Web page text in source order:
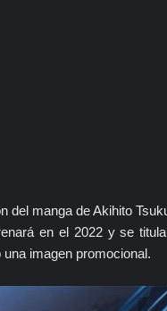
del manga de Akihito
en el 2022 y se
imagen promocional.